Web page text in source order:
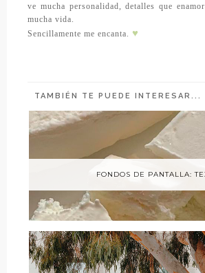
ve mucha personalidad, detalles que
mucha vida.
Sencillamente me encanta. ♥
TAMBIÉN TE PUEDE INTERESAR...
FONDOS DE PANTALLA: